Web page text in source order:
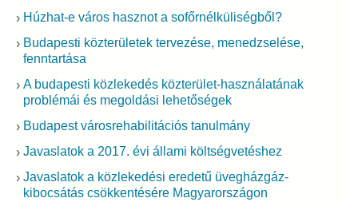
Húzhat-e város hasznot a sofőrnélküliségből?
Budapesti közterületek tervezése, menedzselése,
fenntartása
A budapesti közlekedés közterület-használatának
problémái és megoldási lehetőségek
Budapest városrehabilitációs tanulmány
Javaslatok a 2017. évi állami költségvetéshez
Javaslatok a közlekedési eredetű üvegházgáz-
kibocsátás csökkentésére Magyarországon